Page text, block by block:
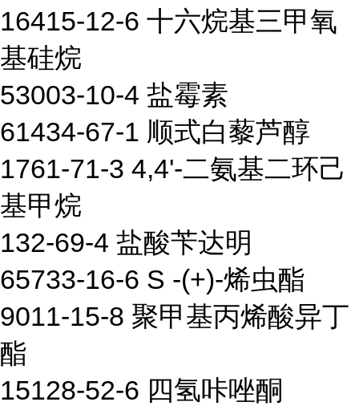
16415-12-6 十六烷基三甲氧
基硅烷
53003-10-4 盐霉素
61434-67-1 顺式白藜芦醇
1761-71-3 4,4'-二氨基二环己
基甲烷
132-69-4 盐酸苄达明
65733-16-6 S -(+)-烯虫酯
9011-15-8 聚甲基丙烯酸异丁
酯
15128-52-6 四氢咔唑酮